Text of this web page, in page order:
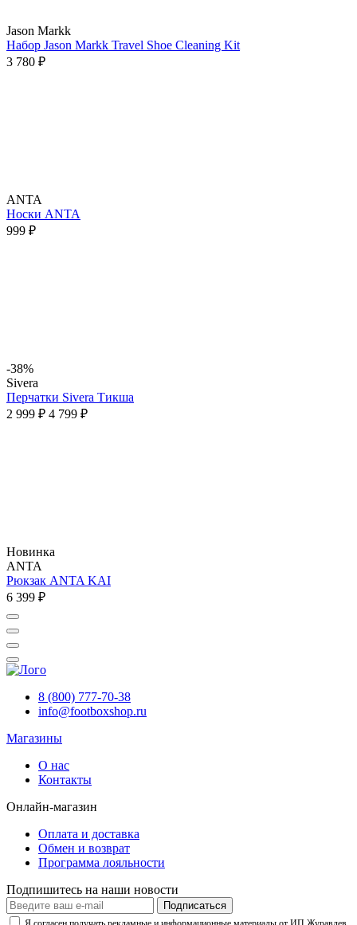
Jason Markk
Набор Jason Markk Travel Shoe Cleaning Kit
3 780 ₽
ANTA
Носки ANTA
999 ₽
-38%
Sivera
Перчатки Sivera Тикша
2 999 ₽ 4 799 ₽
Новинка
ANTA
Рюкзак ANTA KAI
6 399 ₽
8 (800) 777-70-38
info@footboxshop.ru
Магазины
О нас
Контакты
Онлайн-магазин
Оплата и доставка
Обмен и возврат
Программа лояльности
Подпишитесь на наши новости
Подписаться